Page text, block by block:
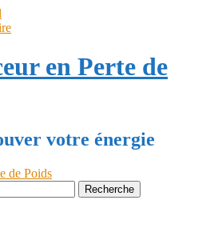
en Perte de
votre énergie